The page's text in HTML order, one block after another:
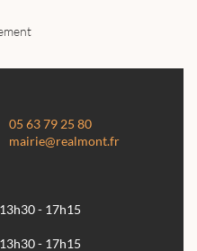
05 63 79 25 80
mairie@realmont.fr
- 17h15
- 17h15